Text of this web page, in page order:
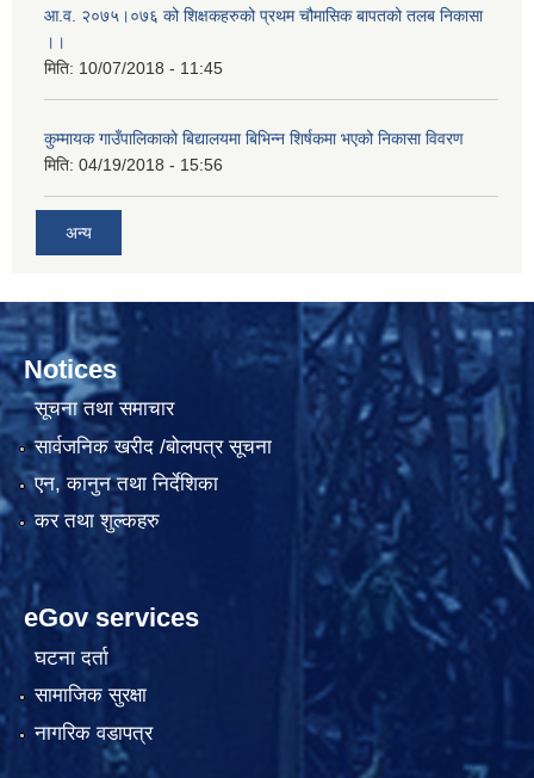
आ.व. २०७५।०७६ को शिक्षकहरुको प्रथम चौमासिक बापतको तलब निकासा
।।
मिति: 10/07/2018 - 11:45
कुम्मायक गाउँपालिकाको बिद्यालयमा बिभिन्न शिर्षकमा भएको निकासा विवरण
मिति: 04/19/2018 - 15:56
अन्य
Notices
सूचना तथा समाचार
सार्वजनिक खरीद /बोलपत्र सूचना
एन, कानुन तथा निर्देशिका
कर तथा शुल्कहरु
eGov services
घटना दर्ता
सामाजिक सुरक्षा
नागरिक वडापत्र